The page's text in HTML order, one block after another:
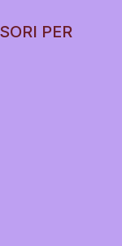
PER